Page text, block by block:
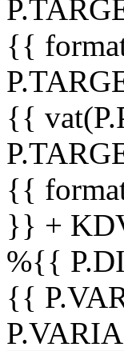
{{
{{
{{
}} +
%{{
{{